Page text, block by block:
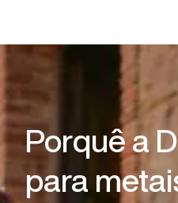
Porquê a
para